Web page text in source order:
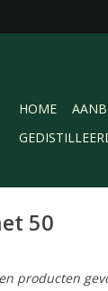
HOME
50
producten